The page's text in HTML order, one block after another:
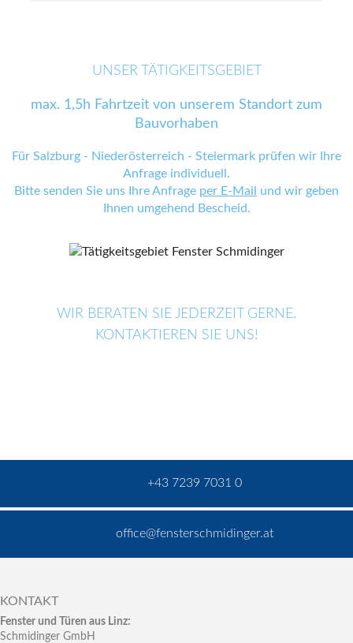
UNSER TÄTIGKEITSGEBIET
max. 1,5h Fahrtzeit von unserem Standort zum
Bauvorhaben
Für Salzburg - Niederösterreich - Steiermark prüfen wir Ihre
Anfrage individuell.
Bitte senden Sie uns Ihre Anfrage per E-Mail
und wir geben
Ihnen umgehend Bescheid.
WIR BERATEN SIE JEDERZEIT GERNE.
KONTAKTIEREN SIE UNS!
+43 7239 7031 0
office@fensterschmidinger.at
KONTAKT
Fenster und Türen aus Linz:
Schmidinger GmbH